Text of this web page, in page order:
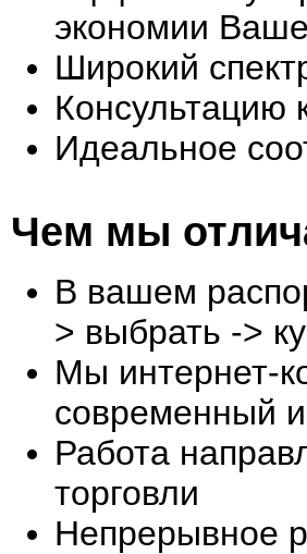
экономии
Широкий
Консультацию
Идеальное
Чем мы
В вашем
> выбрать ->
Мы интернет-
современный
Работа
торговли
Непрерывное